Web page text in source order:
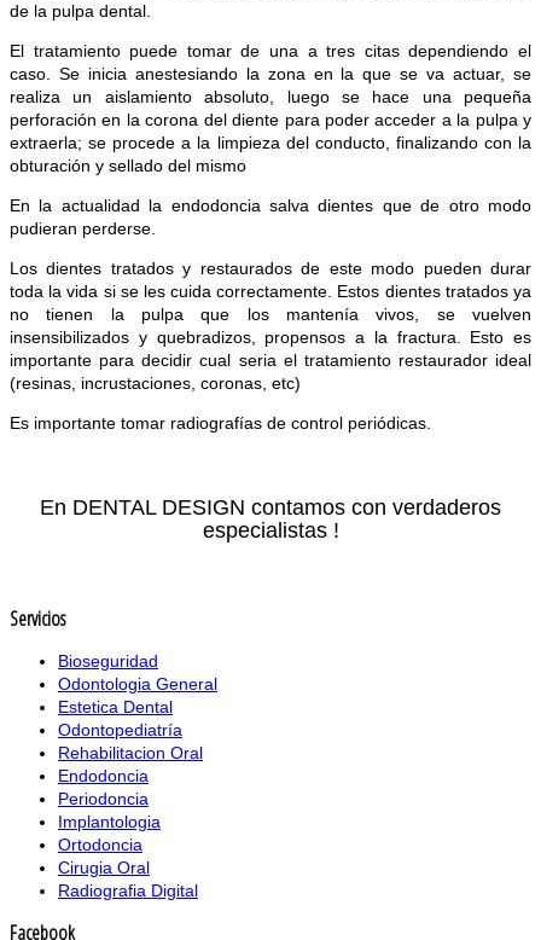
de la pulpa dental.
El tratamiento puede tomar de una a tres citas dependiendo el
caso. Se inicia anestesiando la zona en la que se va actuar, se
realiza un aislamiento absoluto, luego se hace una pequeña
perforación en la corona del diente para poder acceder a la pulpa y
extraerla; se procede a la limpieza del conducto, finalizando con la
obturación y sellado del mismo
En la actualidad la endodoncia salva dientes que de otro modo
pudieran perderse.
Los dientes tratados y restaurados de este modo pueden durar
toda la vida si se les cuida correctamente. Estos dientes tratados ya
no tienen la pulpa que los mantenía vivos, se vuelven
insensibilizados y quebradizos, propensos a la fractura. Esto es
importante para decidir cual seria el tratamiento restaurador ideal
(resinas, incrustaciones, coronas, etc)
Es importante tomar radiografías de control periódicas.
En DENTAL DESIGN contamos con verdaderos
especialistas !
Servicios
Bioseguridad
Odontologia General
Estetica Dental
Odontopediatría
Rehabilitacion Oral
Endodoncia
Periodoncia
Implantologia
Ortodoncia
Cirugia Oral
Radiografia Digital
Facebook